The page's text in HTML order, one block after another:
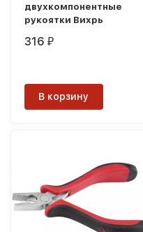
двухкомпонентные
рукоятки Вихрь
316₽
В корзину